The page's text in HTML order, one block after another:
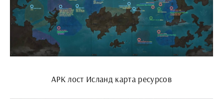
АРК лост Исланд карта ресурсов